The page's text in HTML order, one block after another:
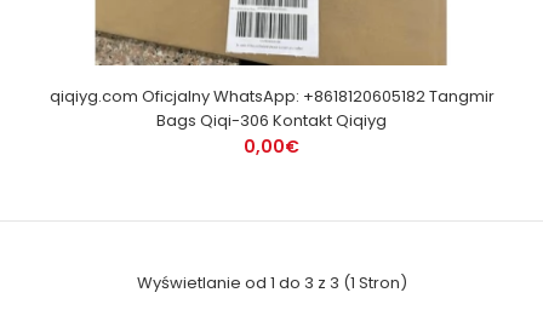
qiqiyg.com Oficjalny WhatsApp: +8618120605182 Tangmir
Bags Qiqi-306 Kontakt Qiqiyg
0,00€
Wyświetlanie od 1 do 3 z 3 (1 Stron)